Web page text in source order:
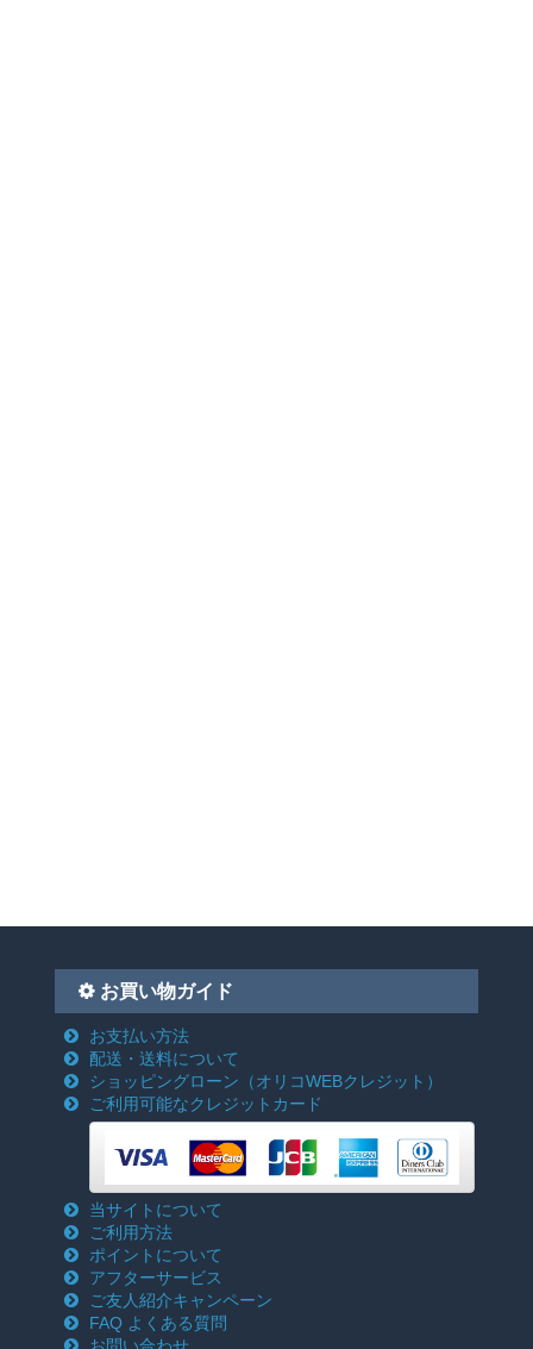
お買い物ガイド
お支払い方法
配送・送料について
ショッピングローン （オリコWEBクレジット）
ご利用可能なクレジットカード
当サイトについて
ご利用方法
ポイントについて
アフターサービス
ご友人紹介キャンペーン
FAQ よくある質問